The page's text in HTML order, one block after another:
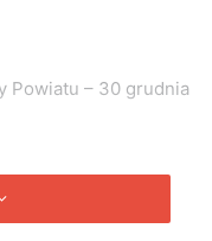
Powiatu – 30 grudnia
Bartosza
(objął stanowisko